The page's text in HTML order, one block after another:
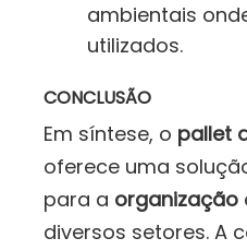
ambientais
utilizados.
CONCLUSÃO
Em síntese, o pallet
oferece uma
para a organização
diversos setores. A